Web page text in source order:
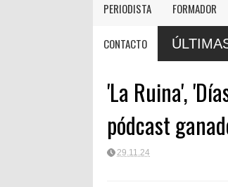
PERIODISTA FORMADOR
CONTACTO
el futuro de Radio 3 y Radio
Paco Aura,
FORTA
'La Ruina',
pódcast
29.11.24